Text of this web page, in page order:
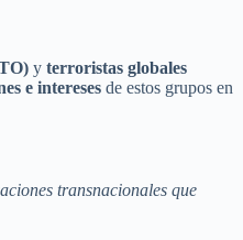
y terroristas globales
e intereses de estos grupos en
transnacionales que